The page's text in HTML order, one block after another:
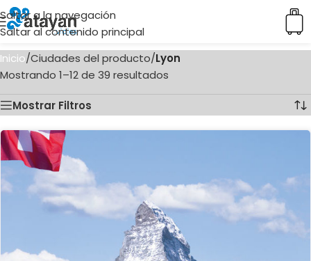
Saltar a la navegación
Saltar al contenido principal
Inicio/Ciudades del producto/Lyon
Mostrando 1–12 de 39 resultados
Mostrar Filtros